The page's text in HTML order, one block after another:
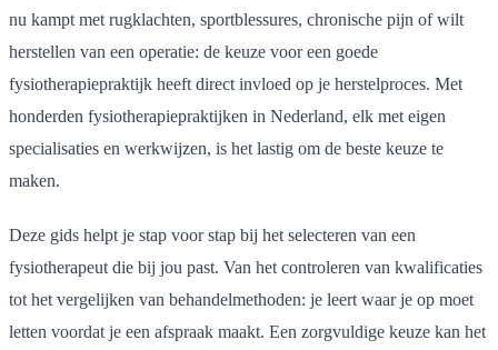
nu kampt met rugklachten, sportblessures, chronische pijn of wilt
herstellen van een operatie: de keuze voor een goede
fysiotherapiepraktijk heeft direct invloed op je herstelproces. Met
honderden fysiotherapiepraktijken in Nederland, elk met eigen
specialisaties en werkwijzen, is het lastig om de beste keuze te
maken.
Deze gids helpt je stap voor stap bij het selecteren van een
fysiotherapeut die bij jou past. Van het controleren van kwalificaties
tot het vergelijken van behandelmethoden: je leert waar je op moet
letten voordat je een afspraak maakt. Een zorgvuldige keuze kan het